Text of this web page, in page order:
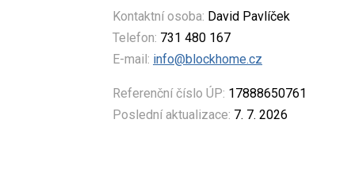
Kontaktní osoba: David Pavlíček
Telefon: 731 480 167
E-mail: info@blockhome.cz
Referenční číslo ÚP: 17888650761
Poslední aktualizace: 7. 7. 2026